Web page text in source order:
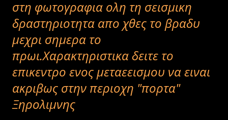
στη φωτογραφια ολη τη σεισμικη
δραστηριοτητα απο χθες το βραδυ
μεχρι σημερα το
πρωι.Χαρακτηριστικα δειτε το
επικεντρο ενος μεταεεισμου να ειναι
ακριβως στην περιοχη "πορτα"
Ξηρολιμνης